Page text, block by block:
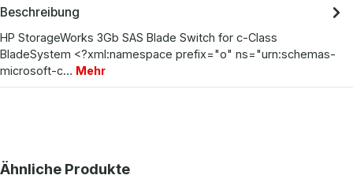
Beschreibung
HP StorageWorks 3Gb SAS Blade Switch for c-Class
BladeSystem <?xml:namespace prefix="o" ns="urn:schemas-
microsoft-c… Mehr
Produktgalerie überspringen
Ähnliche Produkte